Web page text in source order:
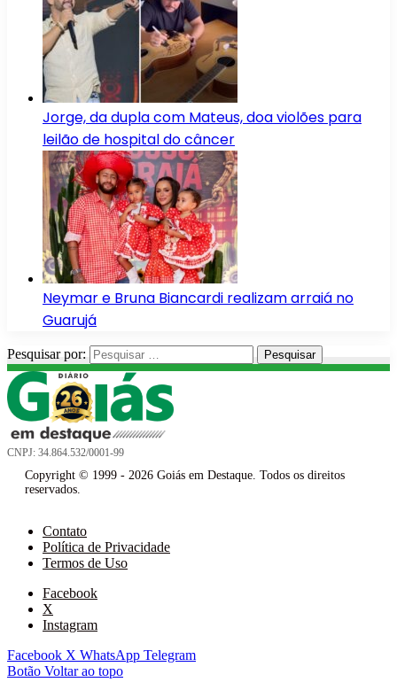
Jorge, da dupla com Mateus, doa violões para
leilão de hospital do câncer
Neymar e Bruna Biancardi realizam arraiá no
Guarujá
Pesquisar por:
CNPJ: 34.864.532/0001-99
Copyright © 1999 - 2026 Goiás em Destaque. Todos os direitos
reservados.
Contato
Política de Privacidade
Termos de Uso
Facebook
X
Instagram
Facebook X WhatsApp Telegram
Botão Voltar ao topo